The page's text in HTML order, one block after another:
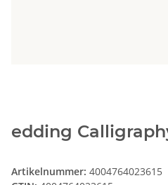
edding
Artikelnummer: 4004764023615